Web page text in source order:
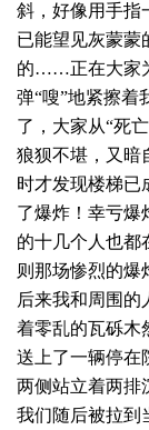
斜，好像用手指
已能望见灰蒙蒙
的……正在大家
弹“嗖”地紧擦着
了，大家从“死
狼狈不堪，又暗
时才发现楼梯已
了爆炸！幸亏爆
的十几个人也都
则那场惨烈的爆
后来我和周围的
着零乱的瓦砾木
送上了一辆停在
两侧站立着两
我们随后被拉到